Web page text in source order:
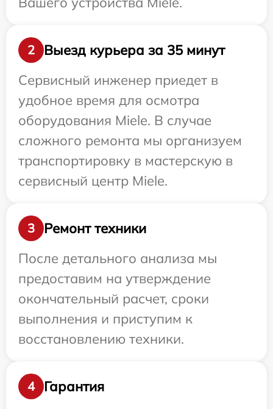
2
Выезд курьера за 35 минут
Сервисный инженер приедет в
удобное время для осмотра
оборудования Miele. В случае
сложного ремонта мы организуем
транспортировку в мастерскую в
сервисный центр Miele.
3
Ремонт техники
После детального анализа мы
предоставим на утверждение
окончательный расчет, сроки
выполнения и приступим к
восстановлению техники.
4
Гарантия